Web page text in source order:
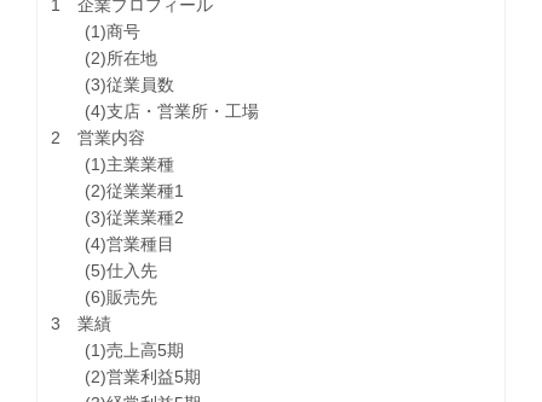
1 企業プロフィール
(1)商号
(2)所在地
(3)従業員数
(4)支店・営業所・工場
2 営業内容
(1)主業業種
(2)従業業種1
(3)従業業種2
(4)営業種目
(5)仕入先
(6)販売先
3 業績
(1)売上高5期
(2)営業利益5期